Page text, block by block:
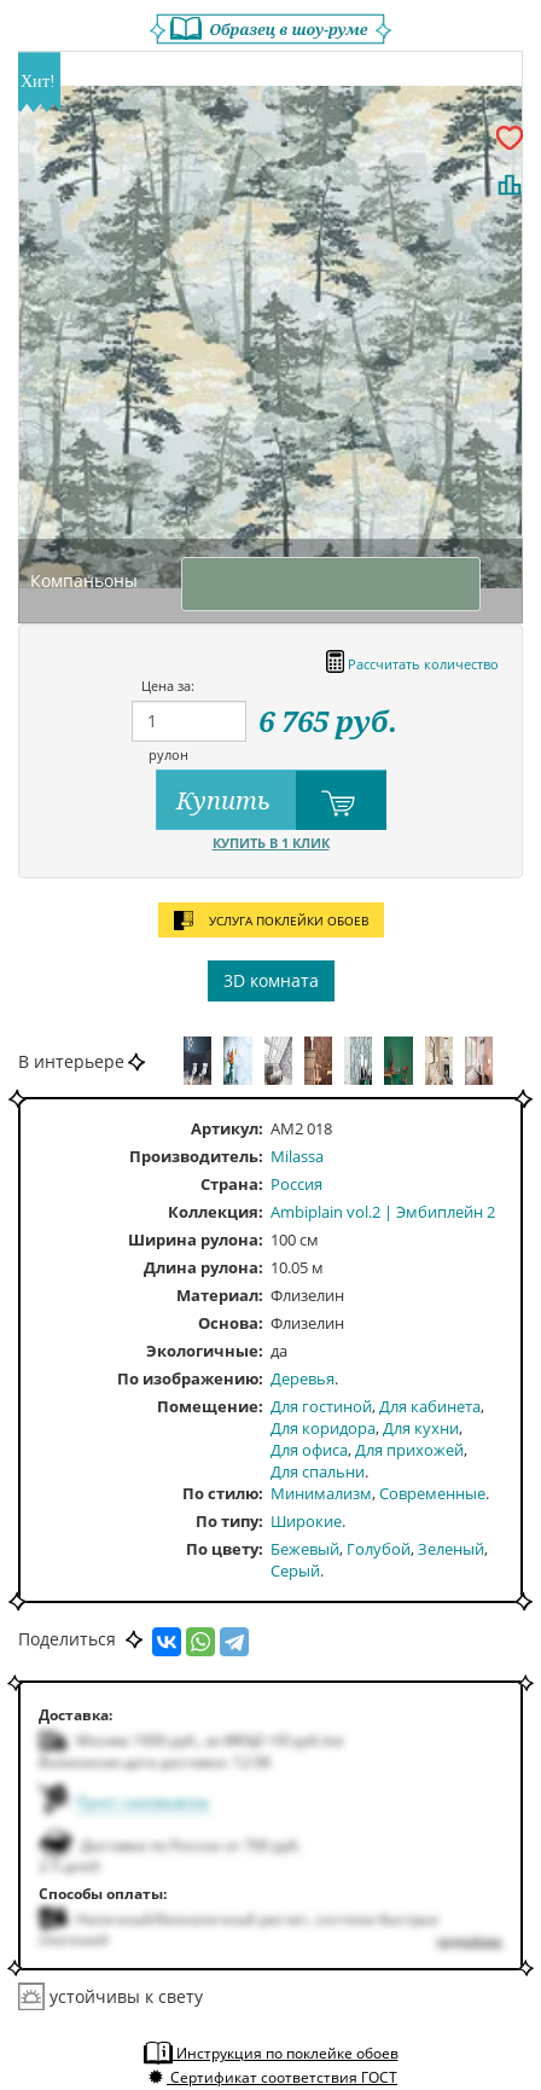
Компаньоны
Рассчитать количество
Цена за:
рулон
6 765руб.
Купить
КУПИТЬ В 1 КЛИК
УСЛУГА ПОКЛЕЙКИ ОБОЕВ
3D комната
В интерьере
Артикул: AM2 018
Производитель: Milassa
Страна: Россия
Коллекция: Ambiplain vol.2 | Эмбиплейн 2
Ширина рулона: 100 см
Длина рулона: 10.05 м
Материал: Флизелин
Основа: Флизелин
Экологичные: да
По изображению Деревья
Помещение Для гостиной Для кабинета
Для коридора Для кухни
Для офиса Для прихожей
Для спальни
По стилю
Минимализм Современные
По типу
Широкие
По цвету
Бежевый Голубой Зеленый
Серый
Поделиться
Доставка:
Москва 1000руб. за МКАД +50руб. /км
Возможная дата доставки: 12.08
Пункт самовывоза
Доставка по России от 700 руб.
2-5 дней
Способы оплаты:
Наличный/безналичный расчет, система быстрых
платежей
подробнее
устойчивы к свету
Инструкция по поклейке обоев
Сертификат соответствия ГОСТ